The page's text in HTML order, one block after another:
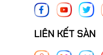
LIÊN KẾT SÀN